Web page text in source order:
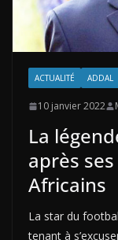
ACTUALITÉ ADDAL
10 janvier 2022
La
après
Africains
La star du
tenant à